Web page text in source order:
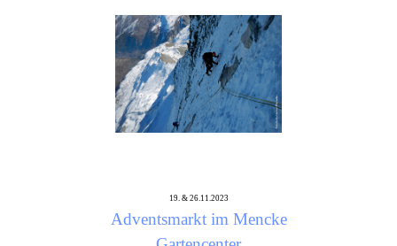
19. & 26.11.2023
Adventsmarkt im Mencke